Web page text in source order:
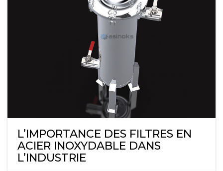
L’IMPORTANCE DES FILTRES EN
ACIER INOXYDABLE DANS
L’INDUSTRIE